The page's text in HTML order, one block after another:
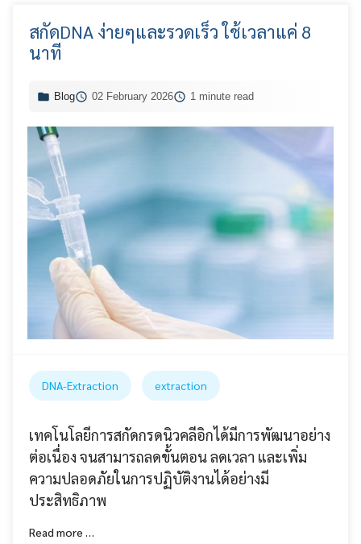
สกัดDNA ง่ายๆและรวดเร็ว ใช้เวลาแค่ 8
นาที
Blog 02 February 2026 1 minute read
DNA-Extraction extraction
เทคโนโลยีการสกัดกรดนิวคลีอิกได้มีการพัฒนาอย่าง
ต่อเนื่อง จนสามารถลดขั้นตอน ลดเวลา และเพิ่ม
ความปลอดภัยในการปฏิบัติงานได้อย่างมี
ประสิทธิภาพ
Read more …